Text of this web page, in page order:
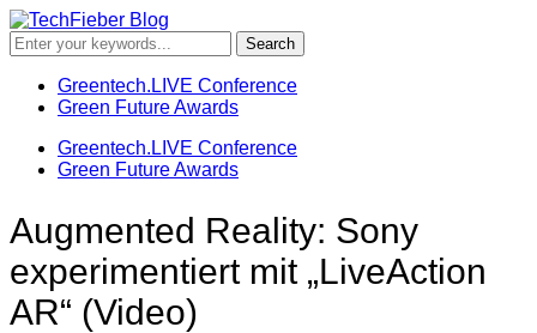
Greentech.LIVE Conference
Green Future Awards
Greentech.LIVE Conference
Green Future Awards
Augmented Reality: Sony
experimentiert mit „LiveAction
AR“ (Video)